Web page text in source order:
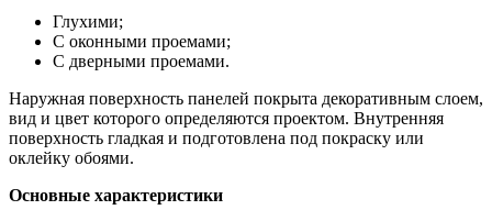
Глухими;
С оконными проемами;
С дверными проемами.
Наружная поверхность панелей покрыта декоративным слоем,
вид и цвет которого определяются проектом. Внутренняя
поверхность гладкая и подготовлена под покраску или
оклейку обоями.
Основные характеристики